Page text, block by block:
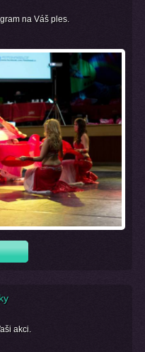
na Váš ples.
akci.